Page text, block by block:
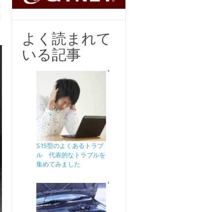
よく読まれて
いる記事
S15型のよくあるトラブ
ル 代表的なトラブルを
集めてみました